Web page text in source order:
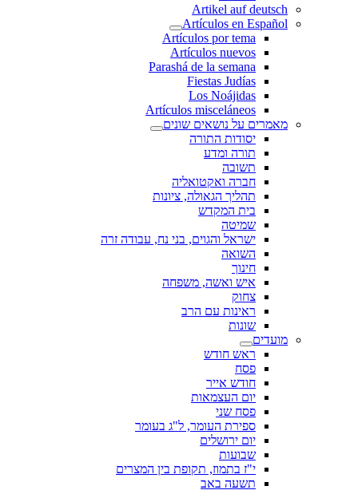
Artikel auf deutsch
Artículos en Español
Artículos por tema
Artículos nuevos
Parashá de la semana
Fiestas Judías
Los Noájidas
Artículos misceláneos
מאמרים על נושאים שונים
יסודות התורה
תורה ומדע
תשובה
חברה ואקטואליה
תהליך הגאולה, ציונות
בית המקדש
שמיטה
ישראל והגוים, בני נח, עבודה זרה
השואה
חינוך
איש ואשה, משפחה
צחוק
ראינות עם הרב
שונות
מועדים
ראש חודש
פסח
חודש אייר
יום העצמאות
פסח שני
ספירת העומר, ל"ג בעומר
יום ירושלים
שבועות
י"ז בתמוז, תקופת בין המצרים
תשעה באב